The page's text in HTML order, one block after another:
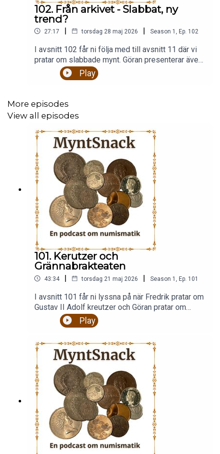
102. Från arkivet - Slabbat, ny
trend?
27:17 | torsdag 28 maj 2026 | Season 1 Ep. 102
I avsnitt 102 får ni följa med till avsnitt 11 där vi
pratar om slabbade mynt. Göran presenterar även
veckans variant som vanligt. Bilder finns som
vanligt på Instagram och Facebook. Följ oss
eller lite myntsamling eller du kanske bara är
intresserad av mynt och historia så är detta en
podcast för dig. Vi pratar om allt från vikingatid till
modena mynt och sedlar.Stort nöjeFölj oss på
Facebook, Instagram eller
Xmyntsnackpodd@gmail.com
Play
More episodes
View all episodes
101. Kerutzer och
Grännabrakteaten
43:34 | torsdag 21 maj 2026 | Season 1 Ep. 101
I avsnitt 101 får ni lyssna på när Fredrik pratar om
Gustav II Adolf kreutzer och Göran pratar om
Grännabrakteatern. Göran presenterar även
veckans variant som vanligt. Bilder finns som
där.Är du en inbiten myntsamlare med en stor
eller lite myntsamling eller du kanske bara är
intresserad av mynt och historia så är detta en
podcast för dig. Vi pratar om allt från vikingatid till
modena mynt och sedlar.Stort nöjeFölj oss på
Facebook, Instagram eller
Xmyntsnackpodd@gmail.com
Play